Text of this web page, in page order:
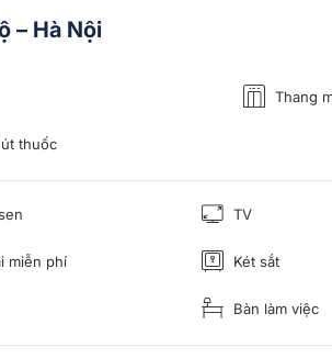
– Hà Nội
Thang
thuốc
TV
miễn phí Két sắt
Bàn làm việc